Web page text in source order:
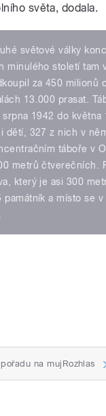
světa, dodala.
světové války
minulého století tam
za 450 milionů
13.000 prasat.
1942 do května
dětí, 327 z nich v
táboře v
metrů čtverečních.
který je asi 300
a místo se
na mujRozhlas